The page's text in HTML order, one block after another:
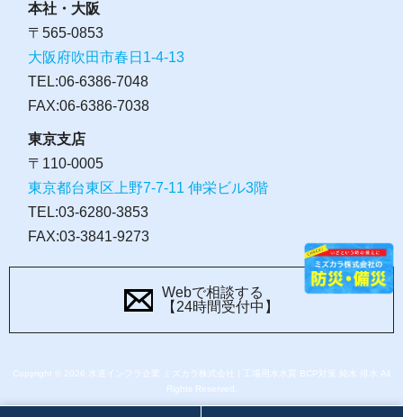
本社・大阪
〒565-0853
大阪府吹田市春日1-4-13
TEL:06-6386-7048
FAX:06-6386-7038
東京支店
〒110-0005
東京都台東区上野7-7-11 伸栄ビル3階
TEL:03-6280-3853
FAX:03-3841-9273
Webで相談する
【24時間受付中】
Copyright © 2026 水道インフラ企業 ミズカラ株式会社 | 工場用水水質 BCP対策 純水 排水 All
Rights Reserved.